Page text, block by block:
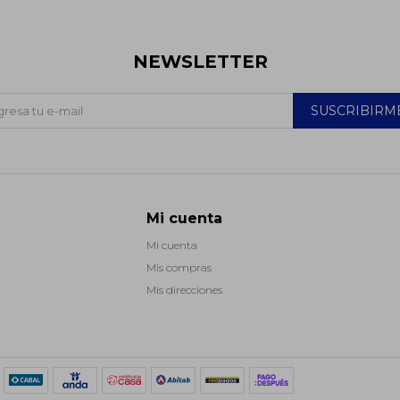
Mi cuenta
Mi cuenta
Mis compras
Mis direcciones
NEWSLETTER